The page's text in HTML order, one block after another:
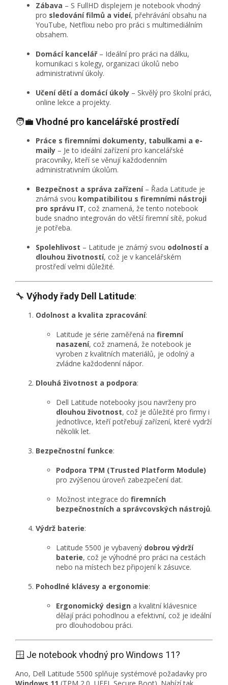
Zábava – S FullHD displejem je notebook vhodný
pro sledování filmů a videí, přehrávání obsahu na
YouTube, Netflixu nebo pro práci s multimediálním
obsahem.
Domácí kancelář– Ideální pro práci na dálku,
komunikaci s kolegy, organizaci úkolů nebo
administrativní úkoly.
Učení dětí a domácí úkoly – Skvělý pro školní práci,
online lekce a projekty.
🧑‍💼 Vhodné pro kancelářské prostředí
Práce s firemními dokumenty, tabulkami a e-
maily – Je to ideální zařízení pro kancelářské
pracovníky, kteří se věnují každodenním
administrativním úkolům.
Bezpečnost a správa zařízení– Řada Latitude je
známá svou kompatibilitou s firemními nástroji
pro správu IT, což znamená, že tento notebook
bude snadno integrován do větší firemní sítě, pokud
je potřeba.
Spolehlivost – Latitude je známý svou odolností a
dlouhou životností, což je v kancelářském
prostředí velmi důležité.
🔧 Výhody řady Dell Latitude:
Odolnost a kvalita zpracování:
Latitude je série zaměřená na firemní
nasazení, což znamená, že notebook je
vyroben z kvalitních materiálů, je odolný a
zvládne každodenní nápor.
Dlouhá životnost a podpora:
Dell Latitude notebooky jsou navrženy pro
dlouhou životnost, což je důležité pro firmy i
jednotlivce, kteří potřebují zařízení, které vydrží
několik let.
Bezpečnostní funkce:
Podpora TPM (Trusted Platform Module)
pro zvýšenou úroveň zabezpečení dat.
Možnost integrace do firemních
bezpečnostních a správcovských nástrojů.
Výdrž baterie:
Latitude 5500 je vybavený dobrou výdrží
baterie, což je výhodné pro práci na cestách
nebo na místech bez připojení k zásuvce.
Pohodlné klávesy a ergonomie:
Ergonomický design a kvalitní klávesnice
dělají práci pohodlnou a efektivní, což je ideální
pro dlouhodobou práci.
🪟 Je notebook vhodný pro Windows 11?
Ano, Dell Latitude 5500 splňuje systémové požadavky pro